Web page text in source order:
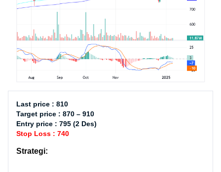
Last price : 810
Target price : 870 – 910
Entry price : 795 (2 Des)
Stop Loss : 740
Strategi: